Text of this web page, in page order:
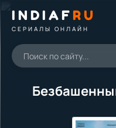
INDIAFRU
СЕРИАЛЫ ОНЛАЙН